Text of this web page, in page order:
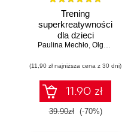
Trening
superkreatywności
dla dzieci
Paulina Mechło, Olga Geppert
(11,90 zł najniższa cena z 30 dni)
11.90 zł
39.90zł (-70%)